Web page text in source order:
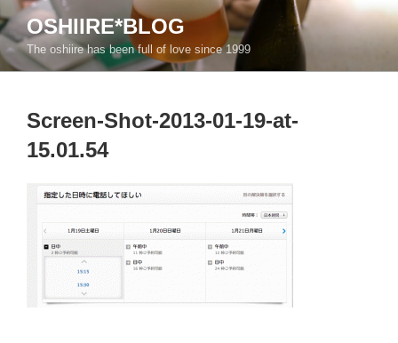
ン
テ
ン
OSHIIRE*BLOG
The oshiire has been full of love since 1999
Screen-Shot-2013-01-19-at-
15.01.54